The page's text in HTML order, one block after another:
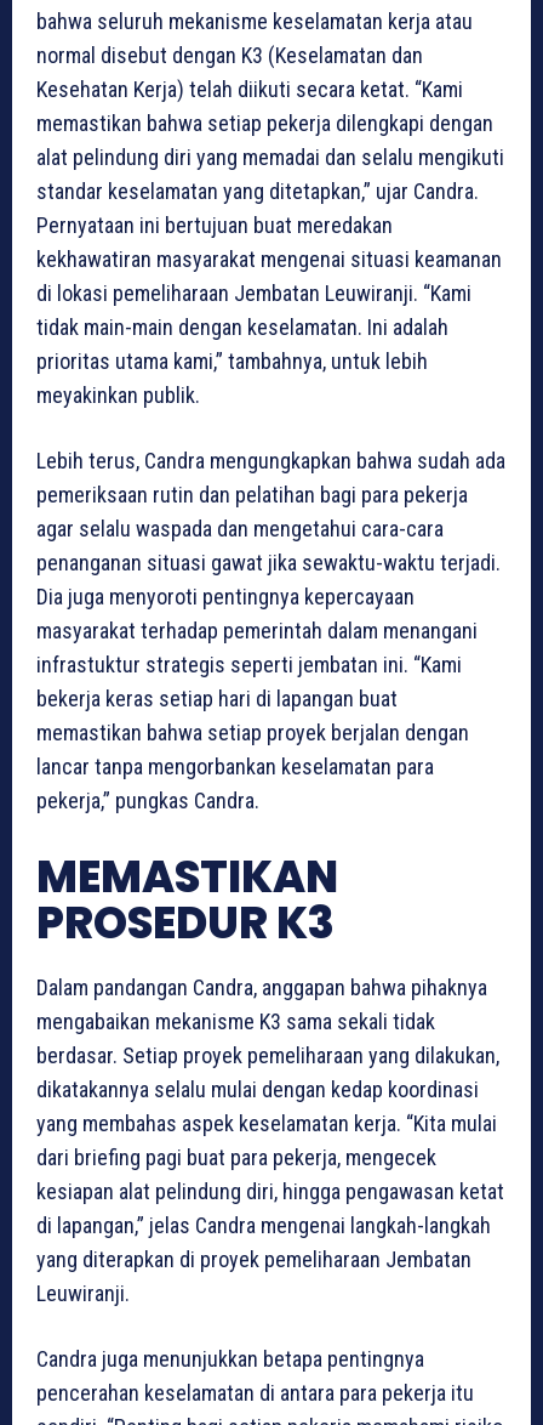
bahwa seluruh mekanisme keselamatan kerja atau
normal disebut dengan K3 (Keselamatan dan
Kesehatan Kerja) telah diikuti secara ketat. “Kami
memastikan bahwa setiap pekerja dilengkapi dengan
alat pelindung diri yang memadai dan selalu mengikuti
standar keselamatan yang ditetapkan,” ujar Candra.
Pernyataan ini bertujuan buat meredakan
kekhawatiran masyarakat mengenai situasi keamanan
di lokasi pemeliharaan Jembatan Leuwiranji. “Kami
tidak main-main dengan keselamatan. Ini adalah
prioritas utama kami,” tambahnya, untuk lebih
meyakinkan publik.
Lebih terus, Candra mengungkapkan bahwa sudah ada
pemeriksaan rutin dan pelatihan bagi para pekerja
agar selalu waspada dan mengetahui cara-cara
penanganan situasi gawat jika sewaktu-waktu terjadi.
Dia juga menyoroti pentingnya kepercayaan
masyarakat terhadap pemerintah dalam menangani
infrastuktur strategis seperti jembatan ini. “Kami
bekerja keras setiap hari di lapangan buat
memastikan bahwa setiap proyek berjalan dengan
lancar tanpa mengorbankan keselamatan para
pekerja,” pungkas Candra.
MEMASTIKAN
PROSEDUR K3
Dalam pandangan Candra, anggapan bahwa pihaknya
mengabaikan mekanisme K3 sama sekali tidak
berdasar. Setiap proyek pemeliharaan yang dilakukan,
dikatakannya selalu mulai dengan kedap koordinasi
yang membahas aspek keselamatan kerja. “Kita mulai
dari briefing pagi buat para pekerja, mengecek
kesiapan alat pelindung diri, hingga pengawasan ketat
di lapangan,” jelas Candra mengenai langkah-langkah
yang diterapkan di proyek pemeliharaan Jembatan
Leuwiranji.
Candra juga menunjukkan betapa pentingnya
pencerahan keselamatan di antara para pekerja itu